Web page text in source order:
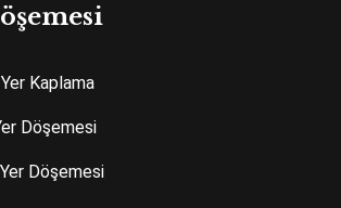
Kaplama
Döşemesi
Döşemesi